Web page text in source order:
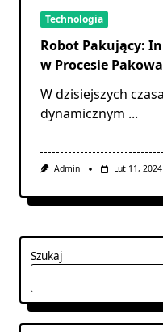
Technologia
Robot Pakujący:
w Procesie
W dzisiejszych
dynamicznym ...
Admin Lut 11, 2024
Szukaj